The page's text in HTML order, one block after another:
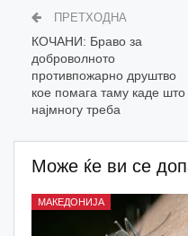
ПРЕТХОДНА
КОЧАНИ: Браво за
доброволното
противпожарно друштво
кое помага таму каде што
најмногу треба
Може ќе ви се
МАКЕДОНИЈА